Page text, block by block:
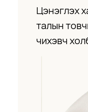
Цэнэглэх
талын
чихэвч